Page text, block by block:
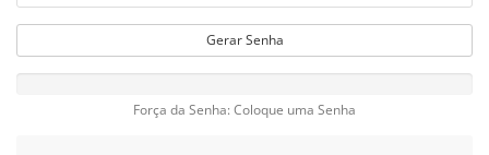
Gerar Senha
Força da Senha: Coloque uma Senha